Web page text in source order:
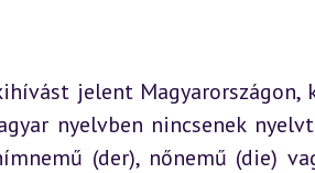
jelent Magyarországon,
nyelvben nincsenek
(der), nőnemű (die)